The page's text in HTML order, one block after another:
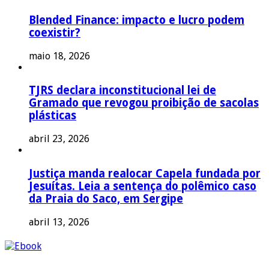
Blended Finance: impacto e lucro podem
coexistir?
maio 18, 2026
TJRS declara inconstitucional lei de
Gramado que revogou proibição de sacolas
plásticas
abril 23, 2026
Justiça manda realocar Capela fundada por
Jesuítas. Leia a sentença do polêmico caso
da Praia do Saco, em Sergipe
abril 13, 2026